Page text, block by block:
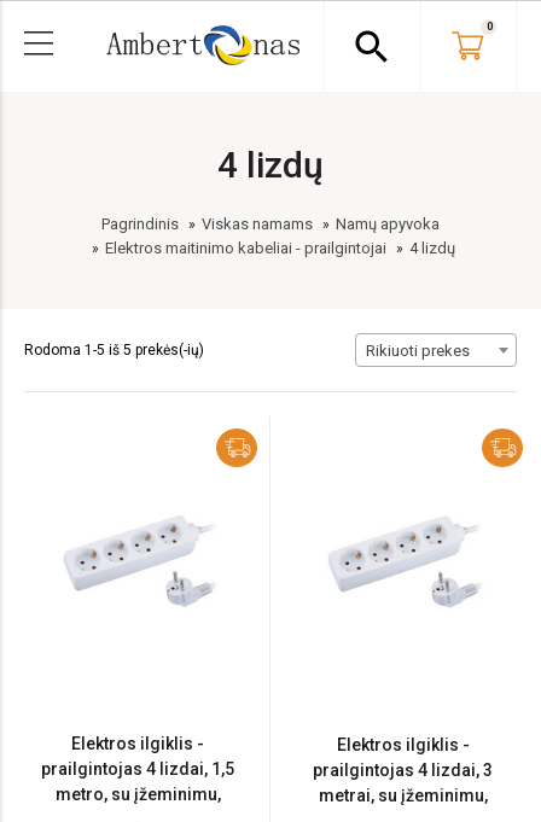
search 0
4 lizdų
Pagrindinis Viskas namams
Namų apyvoka
Elektros maitinimo kabeliai - prailgintojai
4 lizdų
Rodoma 1-5 iš 5 prekės(-ių) Rikiuoti prekes
Elektros ilgiklis -
prailgintojas 4 lizdai, 1,5
metro, su įžeminimu,
Elektros ilgiklis -
prailgintojas 4 lizdai, 3
metrai, su įžeminimu,